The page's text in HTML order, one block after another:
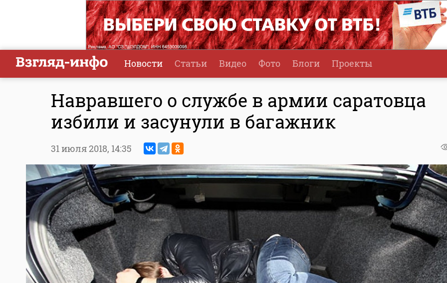
Новости Статьи Видео Фото Блоги Проекты
Навравшего о службе в армии саратовца
избили и засунули в багажник
31 июля 2018, 14:35